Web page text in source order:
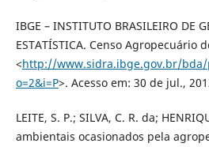
IBGE – INSTITUTO BRASILEIRO DE
ESTATÍSTICA. Censo Agropecuário
<http://www.sidra.ibge.gov.br/
o=2&i=P>. Acesso em: 30 de jul.,
LEITE, S. P.; SILVA, C. R. da;
ambientais ocasionados pela